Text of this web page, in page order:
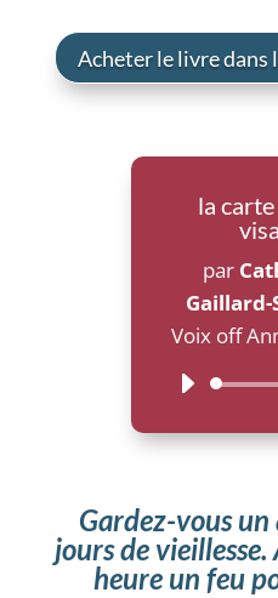
Acheter le livre dans
la
par
Voix off
Gardez-vous
jours de vieillesse.
heure un feu